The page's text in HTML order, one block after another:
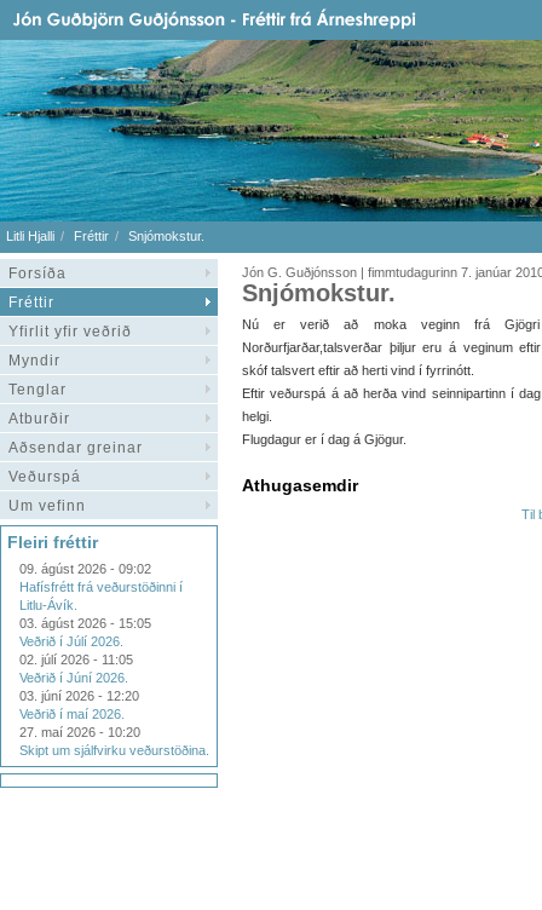
Litli Hjalli Fréttir Snjómokstur.
Forsíða
Fréttir
Yfirlit yfir veðrið
Myndir
Tenglar
Atburðir
Aðsendar greinar
Veðurspá
Um vefinn
Fleiri fréttir
09. ágúst 2026 - 09:02
Hafísfrétt frá veðurstöðinni í
Litlu-Ávík.
03. ágúst 2026 - 15:05
Veðrið í Júlí 2026.
02. júlí 2026 - 11:05
Veðrið í Júní 2026.
03. júní 2026 - 12:20
Veðrið í maí 2026.
27. maí 2026 - 10:20
Skipt um sjálfvirku veðurstöðina.
Jón G. Guðjónsson | fimmtudagurinn 7. janúar
Snjómokstur.
Nú er verið að moka veginn frá
Norðurfjarðar,talsverðar þiljur eru á veginum
skóf talsvert eftir að herti vind í fyrrinótt.
Eftir veðurspá á að herða vind seinnipartinn í
helgi.
Flugdagur er í dag á Gjögur.
Athugasemdir
Til